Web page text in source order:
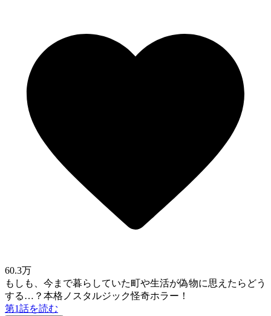
60.3万
もしも、今まで暮らしていた町や生活が偽物に思えたらどう
する…？本格ノスタルジック怪奇ホラー！
第1話を読む